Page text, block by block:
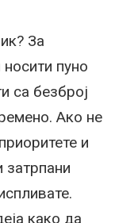
За
пуно
са безброј
Ако не
и
затрпани
како да